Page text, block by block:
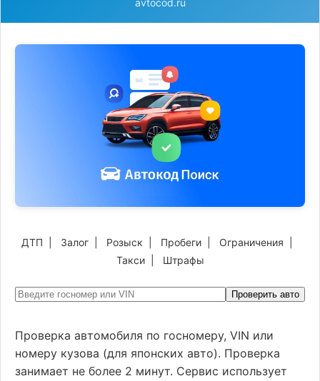
ДТП Залог Розыск Пробеги Ограничения
Такси| Штрафы
Проверить авто
Проверка автомобиля по госномеру, VIN или
номеру кузова (для японских авто). Проверка
занимает не более 2 минут. Сервис использует